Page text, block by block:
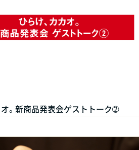
オ。新商品発表会ゲストトーク➁